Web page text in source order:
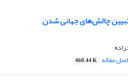
تبیین چالش‌های جهانی ‌شدن
اصل مقاله 460.44 K